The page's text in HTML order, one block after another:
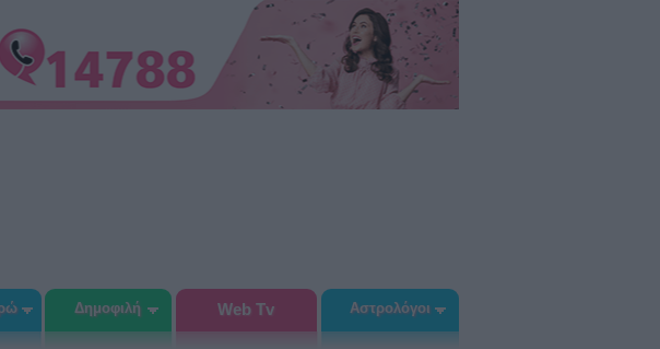
Δημοφιλή Web Tv Αστρολόγοι